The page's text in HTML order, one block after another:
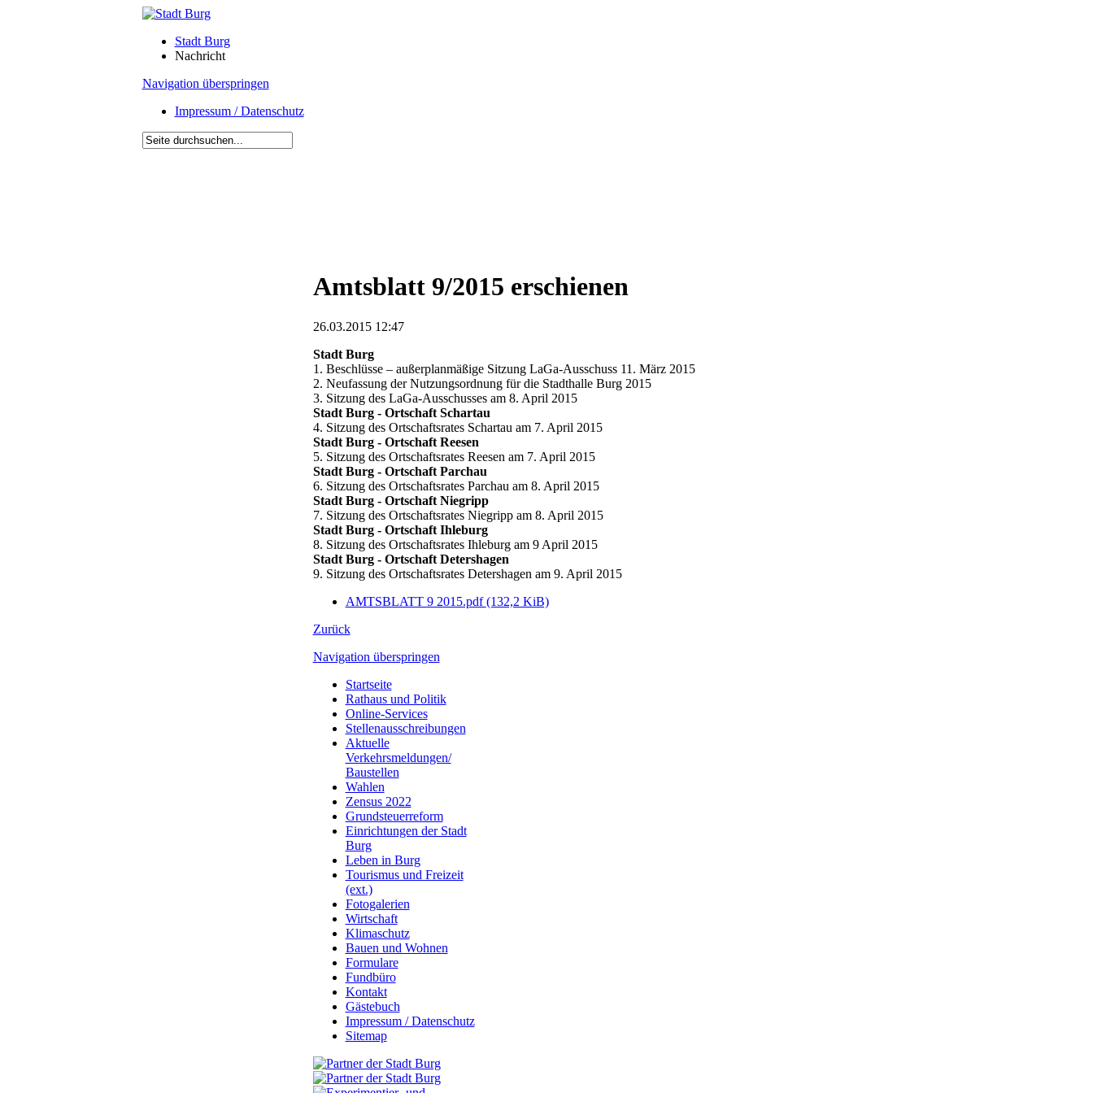
Stadt Burg
Nachricht
Navigation überspringen
Impressum / Datenschutz
Amtsblatt 9/2015 erschienen
26.03.2015 12:47
Stadt Burg
1. Beschlüsse – außerplanmäßige Sitzung LaGa-Ausschuss 11. März 2015
2. Neufassung der Nutzungsordnung für die Stadthalle Burg 2015
3. Sitzung des LaGa-Ausschusses am 8. April 2015
Stadt Burg - Ortschaft Schartau
4. Sitzung des Ortschaftsrates Schartau am 7. April 2015
Stadt Burg - Ortschaft Reesen
5. Sitzung des Ortschaftsrates Reesen am 7. April 2015
Stadt Burg - Ortschaft Parchau
6. Sitzung des Ortschaftsrates Parchau am 8. April 2015
Stadt Burg - Ortschaft Niegripp
7. Sitzung des Ortschaftsrates Niegripp am 8. April 2015
Stadt Burg - Ortschaft Ihleburg
8. Sitzung des Ortschaftsrates Ihleburg am 9 April 2015
Stadt Burg - Ortschaft Detershagen
9. Sitzung des Ortschaftsrates Detershagen am 9. April 2015
AMTSBLATT 9 2015.pdf(132,2 KiB)
Zurück
Navigation überspringen
Startseite
Rathaus und Politik
Online-Services
Stellenausschreibungen
Aktuelle
Verkehrsmeldungen/
Baustellen
Wahlen
Zensus 2022
Grundsteuerreform
Einrichtungen der Stadt
Burg
Leben in Burg
Tourismus und Freizeit
(ext.)
Fotogalerien
Wirtschaft
Klimaschutz
Bauen und Wohnen
Formulare
Fundbüro
Kontakt
Gästebuch
Impressum / Datenschutz
Sitemap